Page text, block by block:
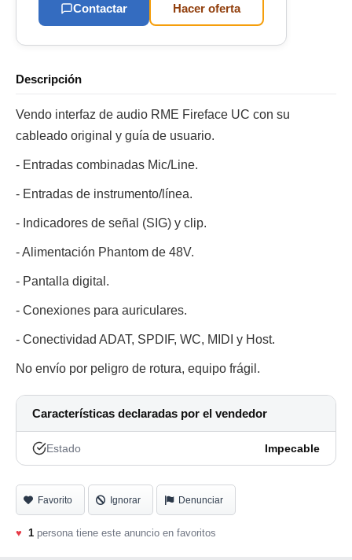
Contactar Hacer oferta
Descripción
Vendo interfaz de audio RME Fireface UC con su
cableado original y guía de usuario.
- Entradas combinadas Mic/Line.
- Entradas de instrumento/línea.
- Indicadores de señal (SIG) y clip.
- Alimentación Phantom de 48V.
- Pantalla digital.
- Conexiones para auriculares.
- Conectividad ADAT, SPDIF, WC, MIDI y Host.
No envío por peligro de rotura, equipo frágil.
Características declaradas por el vendedor
Estado Impecable
Favorito Ignorar Denunciar
♥ 1 persona tiene este anuncio en favoritos